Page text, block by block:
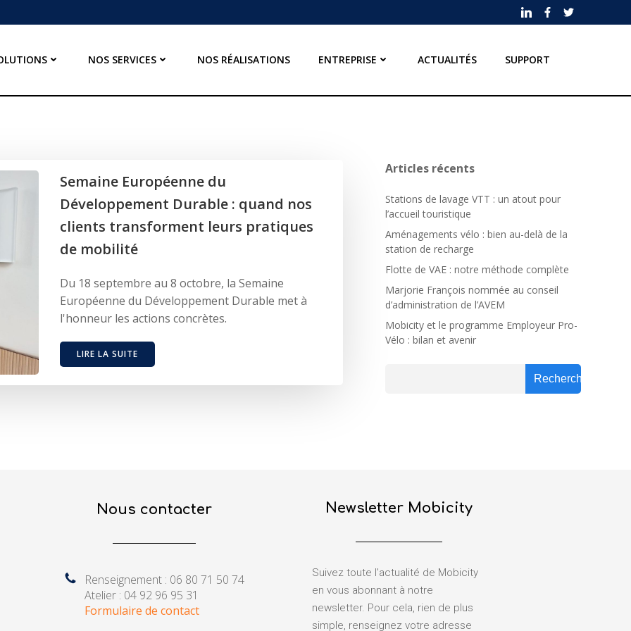
NOS SERVICES NOS RÉALISATIONS ENTREPRISE ACTUALITÉS SUPPORT
Semaine Européenne du
Développement Durable : quand nos
clients transforment leurs pratiques
de mobilité
Du 18 septembre au 8 octobre, la Semaine
Européenne du Développement Durable met à
l'honneur les actions concrètes.
LIRE LA SUITE
Articles récents
Stations de lavage VTT : un atout pour
l’accueil touristique
Aménagements vélo : bien au-delà de la
station de recharge
Flotte de VAE : notre méthode complète
Marjorie François nommée au conseil
d’administration de l’AVEM
Mobicity et le programme Employeur Pro-
Vélo : bilan et avenir
Rechercher
Nous contacter
Renseignement : 06 80 71 50 74
Atelier : 04 92 96 95 31
Formulaire de contact
Newsletter Mobicity
Suivez toute l'actualité de Mobicity
en vous abonnant à notre
newsletter. Pour cela, rien de plus
simple, renseignez votre adresse